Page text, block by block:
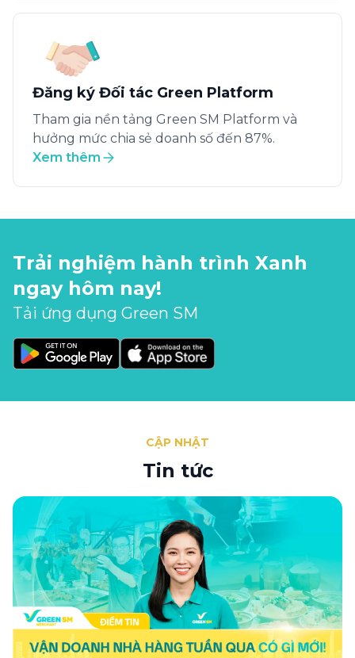
Đăng ký Đối tác Green Platform
Tham gia nền tảng Green SM Platform và
hưởng mức chia sẻ doanh số đến 87%.
Xem thêm
Trải nghiệm hành trình Xanh
ngay hôm nay!
Tải ứng dụng Green SM
CẬP NHẬT
Tin tức